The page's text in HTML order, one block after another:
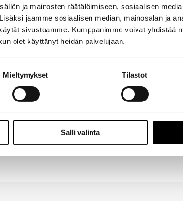
ja mainosten räätälöimiseen, sosiaalisen
jaamme sosiaalisen median, mainosalan ja
sivustoamme. Kumppanimme voivat yhdistää
olet käyttänyt heidän palvelujaan.
Mieltymykset Tilastot
Salli valinta